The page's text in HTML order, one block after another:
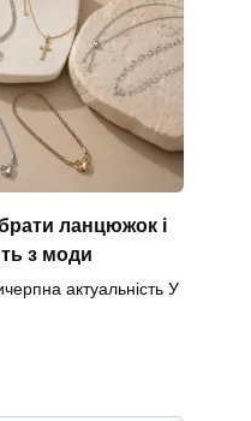
ланцюжок і
з моди
актуальність У